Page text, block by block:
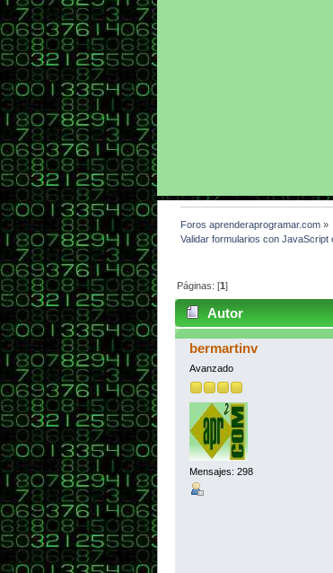
Foros aprenderaprogramar.com »
Validar formularios con
Páginas: [1]
Autor
CU01155E (Leído 4522
bermartinv
Avanzado
Mensajes: 298